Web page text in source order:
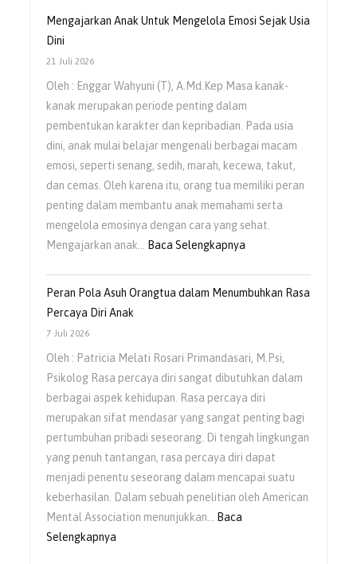
Mengajarkan Anak Untuk Mengelola Emosi Sejak Usia
Dini
21 Juli 2026
Oleh : Enggar Wahyuni (T), A.Md.Kep Masa kanak-
kanak merupakan periode penting dalam
pembentukan karakter dan kepribadian. Pada usia
dini, anak mulai belajar mengenali berbagai macam
emosi, seperti senang, sedih, marah, kecewa, takut,
dan cemas. Oleh karena itu, orang tua memiliki peran
penting dalam membantu anak memahami serta
mengelola emosinya dengan cara yang sehat.
Mengajarkan anak… Baca Selengkapnya
Sejak
Usia
Dini
Peran Pola Asuh Orangtua dalam Menumbuhkan Rasa
Percaya Diri Anak
7 Juli 2026
Oleh : Patricia Melati Rosari Primandasari, M.Psi,
Psikolog Rasa percaya diri sangat dibutuhkan dalam
berbagai aspek kehidupan. Rasa percaya diri
merupakan sifat mendasar yang sangat penting bagi
pertumbuhan pribadi seseorang. Di tengah lingkungan
yang penuh tantangan, rasa percaya diri dapat
menjadi penentu seseorang dalam mencapai suatu
keberhasilan. Dalam sebuah penelitian oleh American
Mental Association menunjukkan… Baca
Selengkapnya